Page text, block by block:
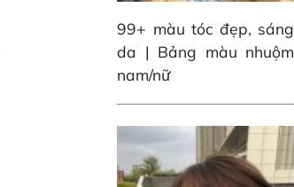
99+ màu tóc đẹp, sáng
da | Bảng màu nhuộm
nam/nữ